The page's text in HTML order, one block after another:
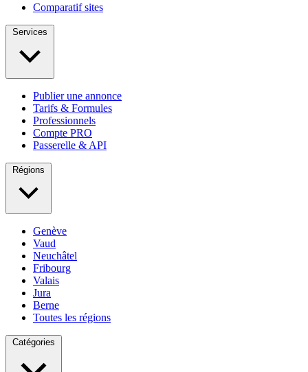
Comparatif sites
Services
Publier une annonce
Tarifs & Formules
Professionnels
Compte PRO
Passerelle & API
Régions
Genève
Vaud
Neuchâtel
Fribourg
Valais
Jura
Berne
Toutes les régions
Catégories